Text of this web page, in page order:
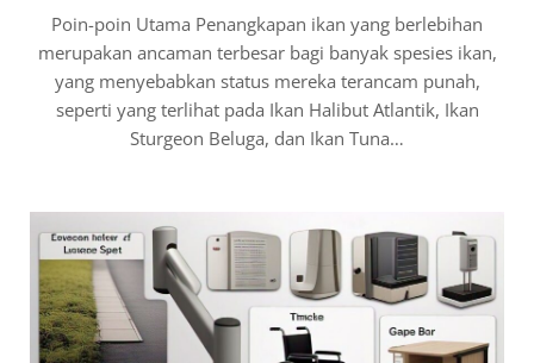
Poin-poin Utama Penangkapan ikan yang berlebihan
merupakan ancaman terbesar bagi banyak spesies ikan,
yang menyebabkan status mereka terancam punah,
seperti yang terlihat pada Ikan Halibut Atlantik, Ikan
Sturgeon Beluga, dan Ikan Tuna…